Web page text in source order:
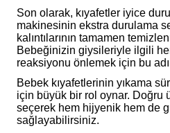
Son olarak, kıyafetler iyice
makinesinin ekstra durulama
kalıntılarının tamamen
Bebeğinizin giysileriyle ilgili
reaksiyonu önlemek için bu
Bebek kıyafetlerinin yıkama
için büyük bir rol oynar. Doğru
seçerek hem hijyenik hem de
sağlayabilirsiniz.